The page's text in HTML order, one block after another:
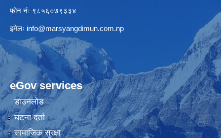
फोन नंः ९८५६०७९३३४
इमेलः info@marsyangdimun.com.np
eGov services
डाउनलोड
घटना दर्ता
सामाजिक सुरक्षा